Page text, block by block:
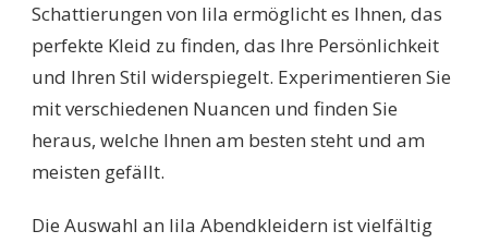
Schattierungen von lila ermöglicht es Ihnen, das
perfekte Kleid zu finden, das Ihre Persönlichkeit
und Ihren Stil widerspiegelt. Experimentieren Sie
mit verschiedenen Nuancen und finden Sie
heraus, welche Ihnen am besten steht und am
meisten gefällt.
Die Auswahl an lila Abendkleidern ist vielfältig